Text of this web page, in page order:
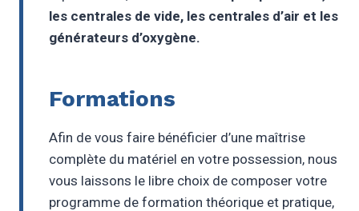
les centrales de vide, les centrales d’air et les
générateurs d’oxygène.
Formations
Afin de vous faire bénéficier d’une maîtrise
complète du matériel en votre possession, nous
vous laissons le libre choix de composer votre
programme de formation théorique et pratique,